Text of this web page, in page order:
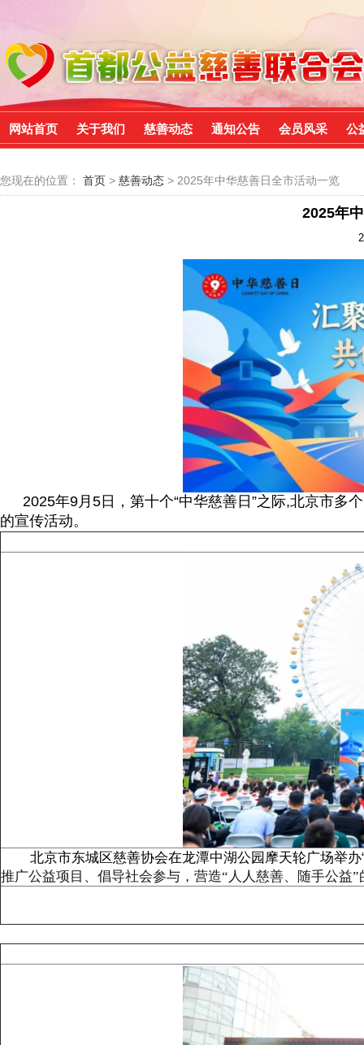
网站首页 关于我们 慈善动态 通知公告 会员风采 公
您现在的位置： 首页 > 慈善动态 > 2025年中华慈善日全市活动一览
2025年
2025年9月5日，第十个“中华慈善日”之际,北京市多
的宣传活动。
北京市东城区慈善协会在龙潭中湖公园摩天轮广场举
推广公益项目、倡导社会参与，营造“人人慈善、随手公益